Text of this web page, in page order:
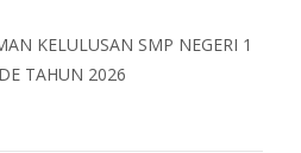
KELULUSAN SMP NEGERI 1
TAHUN 2026